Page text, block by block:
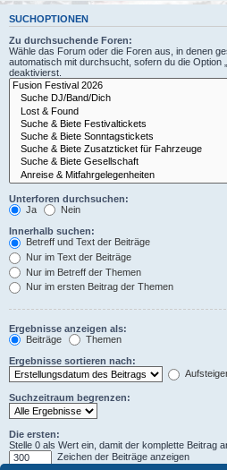
SUCHOPTIONEN
Zu durchsuchende Foren:
Wähle das Forum oder die Foren aus, in denen
automatisch mit durchsucht, sofern du die Option
deaktivierst.
Unterforen durchsuchen:
Ja
Nein
Innerhalb suchen:
Betreff und Text der Beiträge
Nur im Text der Beiträge
Nur im Betreff der Themen
Nur im ersten Beitrag der Themen
Ergebnisse anzeigen als:
Beiträge
Themen
Ergebnisse sortieren nach:
Suchzeitraum begrenzen:
Die ersten:
Stelle 0 als Wert ein, damit der komplette Beitrag
Zeichen der Beiträge anzeigen